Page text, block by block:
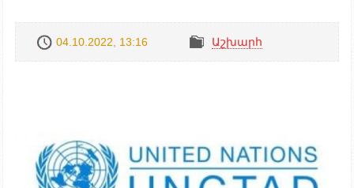
04.10.2022, 13:16 Աշխարհ